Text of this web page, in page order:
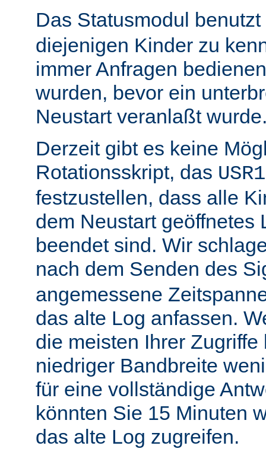
Das Statusmodul
diejenigen Kinder zu
immer Anfragen
wurden, bevor ein
Neustart veranlaßt
Derzeit gibt es keine
Rotationsskript, das USR1
festzustellen, dass alle
dem Neustart geöffnetes
beendet sind. Wir
nach dem Senden des
angemessene
das alte Log anfassen.
die meisten Ihrer
niedriger Bandbreite
für eine vollständige
könnten Sie 15 Minuten
das alte Log zugreifen.